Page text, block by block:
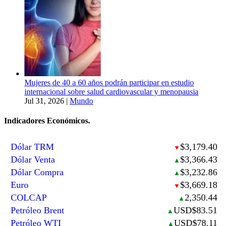
Mujeres de 40 a 60 años podrán participar en estudio
internacional sobre salud cardiovascular y menopausia
Jul 31, 2026 | Mundo
Indicadores Económicos.
Dólar TRM ▼ $3,179.40
Dólar Venta
▲ $3,366.43
Dólar Compra
▲ $3,232.86
Euro
▼ $3,669.18
COLCAP
▲ 2,350.44
Petróleo Brent
▲ USD$83.51
Petróleo WTI
▲ USD$78.11